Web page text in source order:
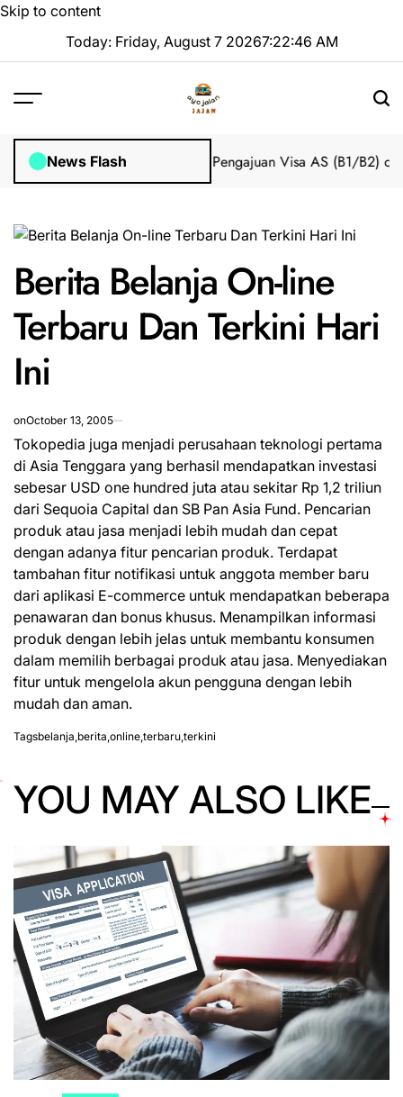
Skip to content
Today: Friday, August 7 20267:22:47 AM
News Flash
2025 Tanpa Stres Bantuan Pengajuan Visa AS (B1/B2) dari
Berita Belanja On-line
Terbaru Dan Terkini Hari
Ini
onOctober 13, 2005
Tokopedia juga menjadi perusahaan teknologi pertama
di Asia Tenggara yang berhasil mendapatkan investasi
sebesar USD one hundred juta atau sekitar Rp 1,2 triliun
dari Sequoia Capital dan SB Pan Asia Fund. Pencarian
produk atau jasa menjadi lebih mudah dan cepat
dengan adanya fitur pencarian produk. Terdapat
tambahan fitur notifikasi untuk anggota member baru
dari aplikasi E-commerce untuk mendapatkan beberapa
penawaran dan bonus khusus. Menampilkan informasi
produk dengan lebih jelas untuk membantu konsumen
dalam memilih berbagai produk atau jasa. Menyediakan
fitur untuk mengelola akun pengguna dengan lebih
mudah dan aman.
Tagsbelanja,berita,online,terbaru,terkini
YOU MAY ALSO LIKE